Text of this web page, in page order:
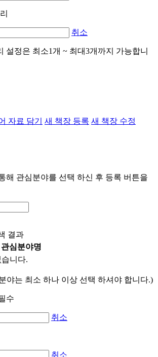
취소
설정은 최소1개 ~ 최대3개까지 가능합니
자료 담기 새 책장 등록 새 책장 수정
해 관심분야를 선택 하신 후 등록 버튼을
결과
관심분야명
니다.
야는 최소 하나 이상 선택 하셔야 합니다.)
취소
취소